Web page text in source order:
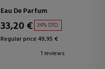
Eau De Parfum
33,20 € 34% DTO.
Regular price 49,95 €
1 reviews